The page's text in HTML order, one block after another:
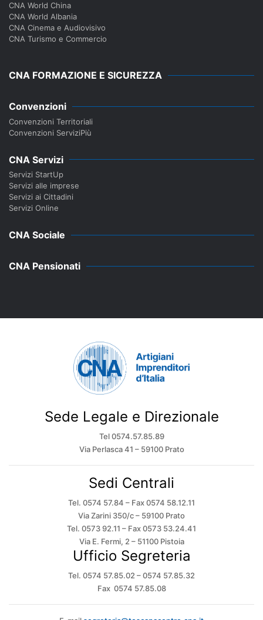
CNA World China
CNA World Albania
CNA Cinema e Audiovisivo
CNA Turismo e Commercio
CNA FORMAZIONE E SICUREZZA
Convenzioni
Convenzioni Territoriali
Convenzioni ServiziPiù
CNA Servizi
Servizi StartUp
Servizi alle imprese
Servizi ai Cittadini
Servizi Online
CNA Sociale
CNA Pensionati
Sede Legale e Direzionale
Tel 0574.57.85.89
Via Perlasca 41 – 59100 Prato
Sedi Centrali
Tel. 0574 57.84 – Fax 0574 58.12.11
Via Zarini 350/c – 59100 Prato
Tel. 0573 92.11 – Fax 0573 53.24.41
Via E. Fermi, 2 – 51100 Pistoia
Ufficio Segreteria
Tel. 0574 57.85.02 – 0574 57.85.32
Fax 0574 57.85.08